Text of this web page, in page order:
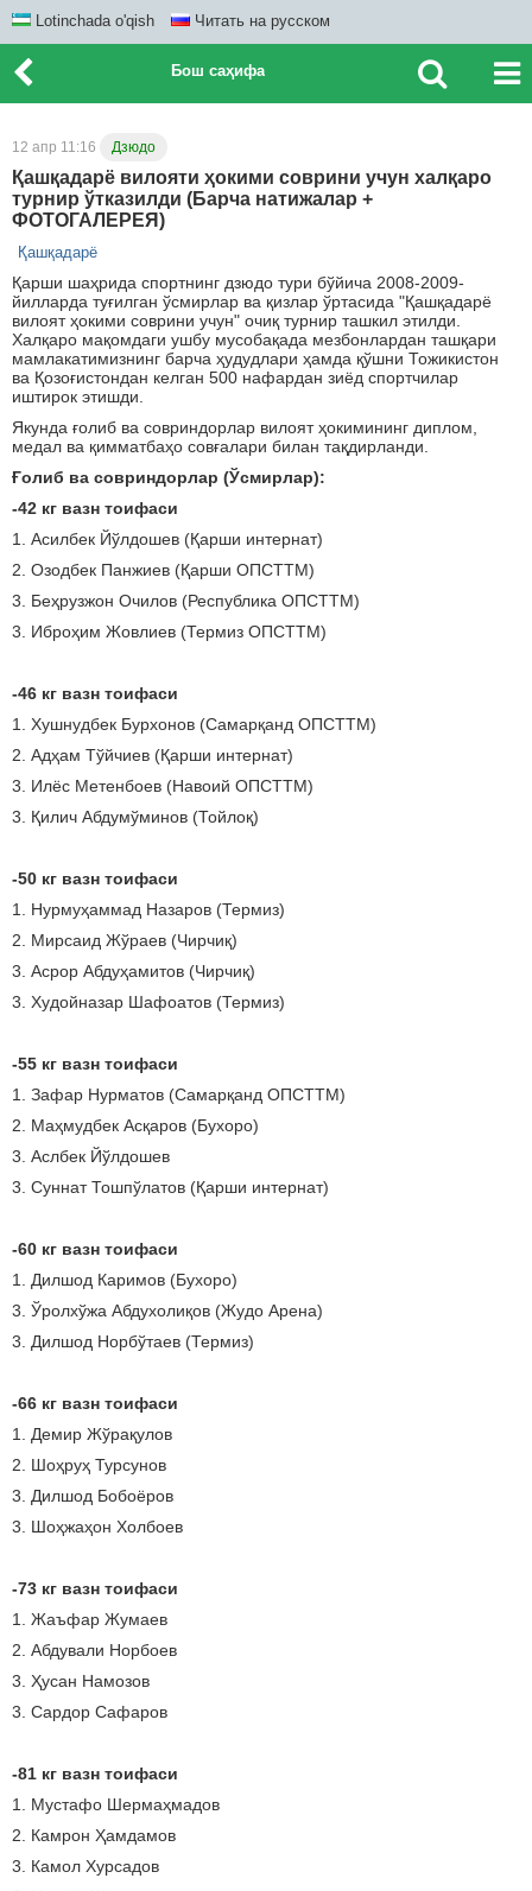
Lotinchada o'qish Читать на русском
Бош саҳифа
12 апр 11:16 Дзюдо
Қашқадарё вилояти ҳокими соврини учун халқаро
турнир ўтказилди (Барча натижалар +
ФОТОГАЛЕРЕЯ)
Қашқадарё
Қарши шаҳрида спортнинг дзюдо тури бўйича 2008-2009-
йилларда туғилган ўсмирлар ва қизлар ўртасида "Қашқадарё
вилоят ҳокими соврини учун" очиқ турнир ташкил этилди.
Халқаро мақомдаги ушбу мусобақада мезбонлардан ташқари
мамлакатимизнинг барча ҳудудлари ҳамда қўшни Тожикистон
ва Қозоғистондан келган 500 нафардан зиёд спортчилар
иштирок этишди.
Якунда ғолиб ва совриндорлар вилоят ҳокимининг диплом,
медал ва қимматбаҳо совғалари билан тақдирланди.
Ғолиб ва совриндорлар (Ўсмирлар):
-42 кг вазн тоифаси
1. Асилбек Йўлдошев (Қарши интернат)
2. Озодбек Панжиев (Қарши ОПСТТМ)
3. Беҳрузжон Очилов (Республика ОПСТТМ)
3. Иброҳим Жовлиев (Термиз ОПСТТМ)
-46 кг вазн тоифаси
1. Хушнудбек Бурхонов (Самарқанд ОПСТТМ)
2. Адҳам Тўйчиев (Қарши интернат)
3. Илёс Метенбоев (Навоий ОПСТТМ)
3. Қилич Абдумўминов (Тойлоқ)
-50 кг вазн тоифаси
1. Нурмуҳаммад Назаров (Термиз)
2. Мирсаид Жўраев (Чирчиқ)
3. Асрор Абдуҳамитов (Чирчиқ)
3. Худойназар Шафоатов (Термиз)
-55 кг вазн тоифаси
1. Зафар Нурматов (Самарқанд ОПСТТМ)
2. Маҳмудбек Асқаров (Бухоро)
3. Аслбек Йўлдошев
3. Суннат Тошпўлатов (Қарши интернат)
-60 кг вазн тоифаси
1. Дилшод Каримов (Бухоро)
3. Ўролхўжа Абдухолиқов (Жудо Арена)
3. Дилшод Норбўтаев (Термиз)
-66 кг вазн тоифаси
1. Демир Жўрақулов
2. Шоҳруҳ Турсунов
3. Дилшод Бобоёров
3. Шоҳжаҳон Холбоев
-73 кг вазн тоифаси
1. Жаъфар Жумаев
2. Абдували Норбоев
3. Ҳусан Намозов
3. Сардор Сафаров
-81 кг вазн тоифаси
1. Мустафо Шермаҳмадов
2. Камрон Ҳамдамов
3. Камол Хурсадов